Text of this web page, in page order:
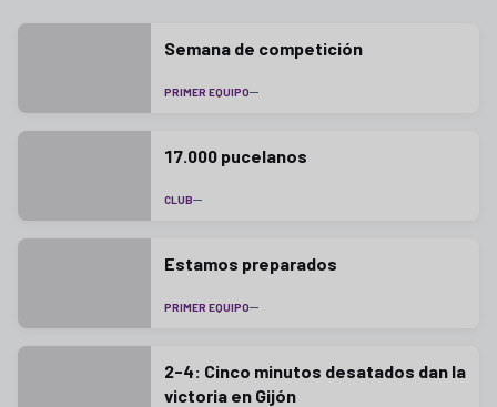
Semana de competición
PRIMER EQUIPO
17.000 pucelanos
CLUB
Estamos preparados
PRIMER EQUIPO
2-4: Cinco minutos desatados dan la
victoria en Gijón